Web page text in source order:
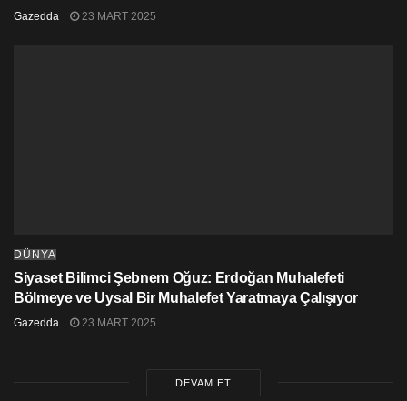
Gazedda 23 MART 2025
DÜNYA
Siyaset Bilimci Şebnem Oğuz: Erdoğan Muhalefeti
Bölmeye ve Uysal Bir Muhalefet Yaratmaya Çalışıyor
Gazedda 23 MART 2025
DEVAM ET